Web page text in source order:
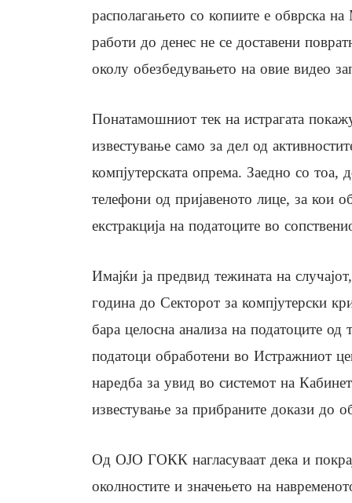
располагањето со копиите е обврска
работи до денес не се доставени
околу обезбедувањето на овие видео
Понатамошниот тек на истрагата
известување само за дел од
компјутерската опрема. Заедно со
телефони од пријавеното лице, за кои
екстракција на податоците во
Имајќи ја предвид тежината на
година до Секторот за компјутерски
бара целосна анализа на податоците од
податоци обработени во Истражниот
наредба за увид во системот на
известување за прибраните докази до
Од ОЈО ГОКК нагласуваат дека и
околностите и значењето на